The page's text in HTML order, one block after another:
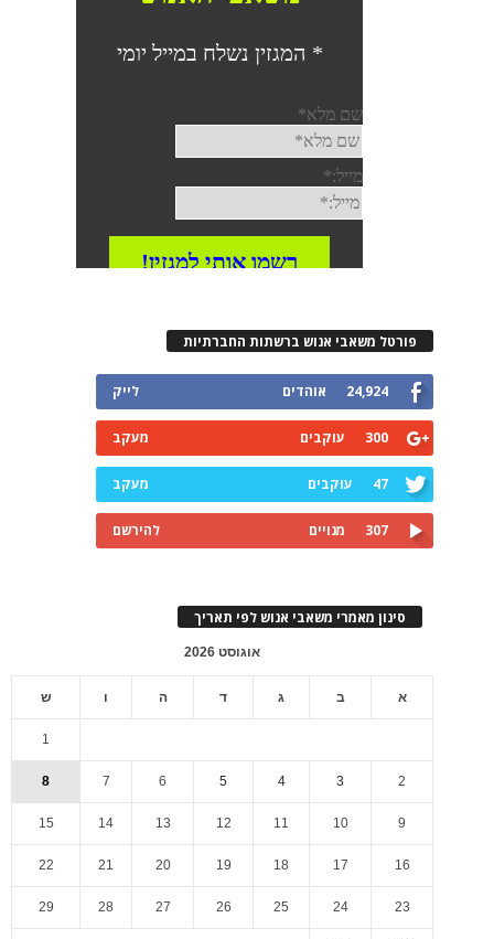
פורטל משאבי אנוש ברשתות החברתיות
24,924 אוהדים לייק
300 עוקבים מעקב
47 עוקבים מעקב
307 מנויים להירשם
סינון מאמרי משאבי אנוש לפי תאריך
אוגוסט 2026
א ב ג ד ה ו ש
1
2
3
4
5
6
7
8
9
10
11
12
13
14
15
16
17
18
19
20
21
22
23
24
25
26
27
28
29